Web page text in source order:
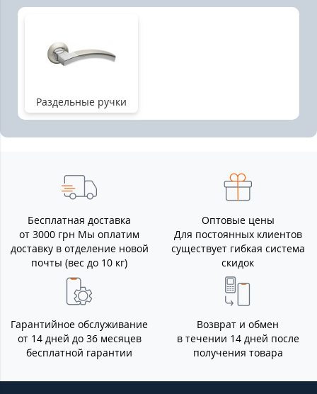
Раздельные ручки
Бесплатная доставка
от 3000 грн Мы оплатим
доставку в отделение новой
почты (вес до 10 кг)
Оптовые цены
Для постоянных клиентов
существует гибкая система
скидок
Гарантийное обслуживание
от 14 дней до 36 месяцев
бесплатной гарантии
Возврат и обмен
в течении 14 дней после
получения товара